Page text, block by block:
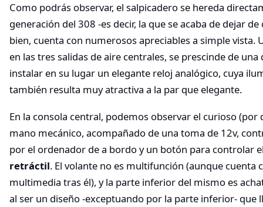
Como podrás observar, el salpicadero se hereda
generación del 308 -es decir, la que se acaba de dejar
bien, cuenta con numerosos apreciables a simple vista.
en las tres salidas de aire centrales, se prescinde de una
instalar en su lugar un elegante reloj analógico, cuya
también resulta muy atractiva a la par que elegante.
En la consola central, podemos observar el curioso (por
mano mecánico, acompañado de una toma de 12v,
por el ordenador de a bordo y un botón para controlar
retráctil. El volante no es multifunción (aunque cuenta
multimedia tras él), y la parte inferior del mismo es
al ser un diseño -exceptuando por la parte inferior- que